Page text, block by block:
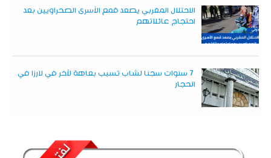
الاحتلال المغربي يصعد قمع الأسرى الصحراويين بعد
احتجاج عائلاتهم
7 سنوات سجنا لشاب تسبب بعاهة لآخر في لارزا في
الحجار